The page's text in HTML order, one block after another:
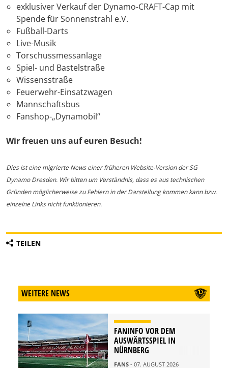
exklusiver Verkauf der Dynamo-CRAFT-Cap mit
Spende für Sonnenstrahl e.V.
Fußball-Darts
Live-Musik
Torschussmessanlage
Spiel- und Bastelstraße
Wissensstraße
Feuerwehr-Einsatzwagen
Mannschaftsbus
Fanshop-„Dynamobil“
Wir freuen uns auf euren Besuch!
Dies ist eine migrierte News einer früheren Website-Version der SG
Dynamo Dresden. Wir bitten um Verständnis, dass es aus technischen
Gründen möglicherweise zu Fehlern in der Darstellung kommen kann bzw.
einzelne Links nicht funktionieren.
TEILEN
WEITERE NEWS
FANINFO VOR DEM
AUSWÄRTSSPIEL IN
NÜRNBERG
FANS - 07. AUGUST 2026